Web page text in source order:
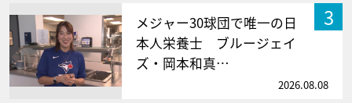
3
メジャー30球団で唯一の日
本人栄養士 ブルージェイ
ズ・岡本和真…
2026.08.08